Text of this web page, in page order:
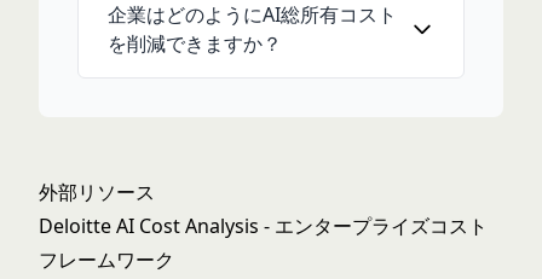
企業はどのようにAI総所有コスト
を削減できますか？
外部リソース
Deloitte AI Cost Analysis - エンタープライズコスト
フレームワーク